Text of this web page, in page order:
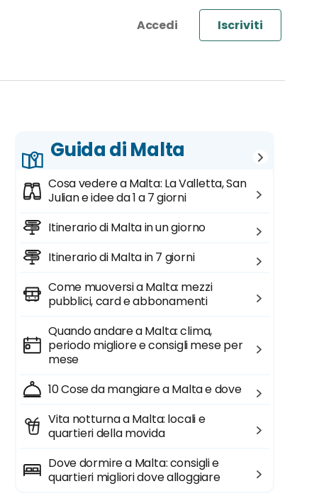
Iscriviti
Guida di Malta
Cosa vedere a Malta: La Valletta, San
Julian e idee da 1 a 7 giorni
Itinerario di Malta in un giorno
Itinerario di Malta in 7 giorni
Come muoversi a Malta: mezzi
pubblici, card e abbonamenti
Quando andare a Malta: clima,
periodo migliore e consigli mese per
mese
10 Cose da mangiare a Malta e dove
Vita notturna a Malta: locali e
quartieri della movida
Dove dormire a Malta: consigli e
quartieri migliori dove alloggiare